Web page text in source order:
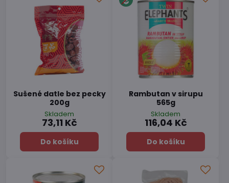
Sušené datle bez pecky
200g
Skladem
73,11 Kč
Do košíku
Rambutan v sirupu
565g
Skladem
116,04 Kč
Do košíku